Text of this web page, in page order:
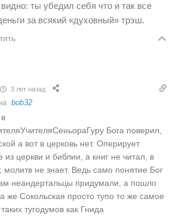
ты убедил себя что и так все
за всякий «духовный» трэш.
3 лет назад
bob32
Бога поверил,
а вот в церковь нет. Оперирует
из церкви и библии, а книг не читал, в
молитв не знает. Ведь само понятие Бог
неандертальцы придумали, а пошло
же Сокольская просто тупо то же самое
тугодумов как Гнида